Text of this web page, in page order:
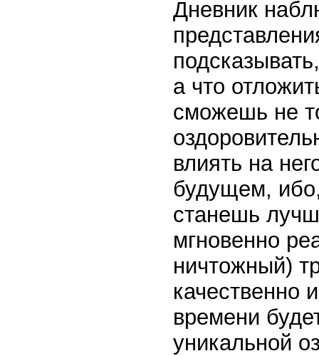
Дневник
а что
сможешь не
влиять на
будущем,
станешь
мгновенно
ничтожный)
качественно
времени
уникальной